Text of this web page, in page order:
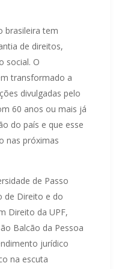
brasileira tem
de direitos,
social. O
transformado a
divulgadas pelo
60 anos ou mais já
do país e que esse
nas próximas
de Passo
de Direito e do
Direito da UPF,
Balcão da Pessoa
jurídico
na escuta